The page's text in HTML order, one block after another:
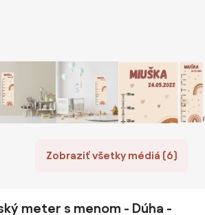
Zobraziť všetky médiá (6)
meter s menom - Dúha -